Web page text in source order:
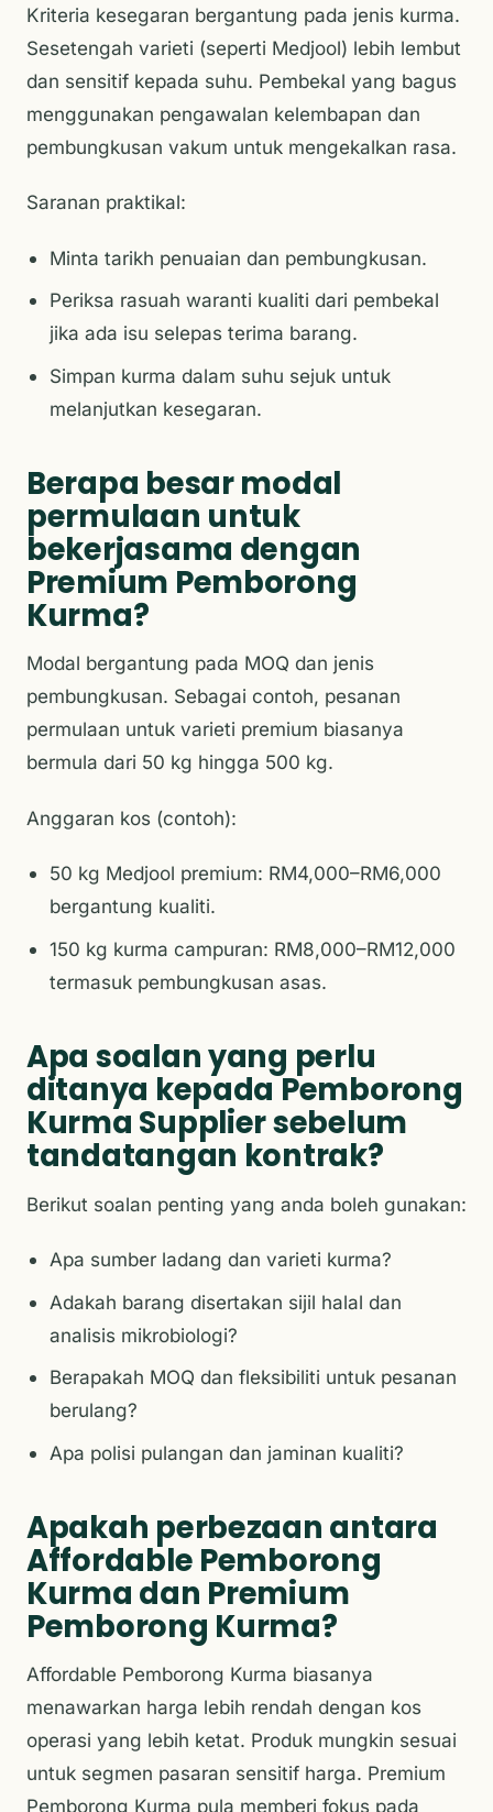
Kriteria kesegaran bergantung pada jenis kurma.
Sesetengah varieti (seperti Medjool) lebih lembut
dan sensitif kepada suhu. Pembekal yang bagus
menggunakan pengawalan kelembapan dan
pembungkusan vakum untuk mengekalkan rasa.
Saranan praktikal:
Minta tarikh penuaian dan pembungkusan.
Periksa rasuah waranti kualiti dari pembekal
jika ada isu selepas terima barang.
Simpan kurma dalam suhu sejuk untuk
melanjutkan kesegaran.
Berapa besar modal
permulaan untuk
bekerjasama dengan
Premium Pemborong
Kurma?
Modal bergantung pada MOQ dan jenis
pembungkusan. Sebagai contoh, pesanan
permulaan untuk varieti premium biasanya
bermula dari 50 kg hingga 500 kg.
Anggaran kos (contoh):
50 kg Medjool premium: RM4,000–RM6,000
bergantung kualiti.
150 kg kurma campuran: RM8,000–RM12,000
termasuk pembungkusan asas.
Apa soalan yang perlu
ditanya kepada Pemborong
Kurma Supplier sebelum
tandatangan kontrak?
Berikut soalan penting yang anda boleh gunakan:
Apa sumber ladang dan varieti kurma?
Adakah barang disertakan sijil halal dan
analisis mikrobiologi?
Berapakah MOQ dan fleksibiliti untuk pesanan
berulang?
Apa polisi pulangan dan jaminan kualiti?
Apakah perbezaan antara
Affordable Pemborong
Kurma dan Premium
Pemborong Kurma?
Affordable Pemborong Kurma biasanya
menawarkan harga lebih rendah dengan kos
operasi yang lebih ketat. Produk mungkin sesuai
untuk segmen pasaran sensitif harga. Premium
Pemborong Kurma pula memberi fokus pada